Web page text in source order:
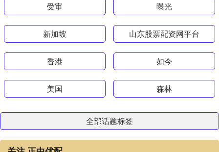
受审 曝光
新加坡 山东股票配资网平台
香港 如今
美国 森林
全部话题标签